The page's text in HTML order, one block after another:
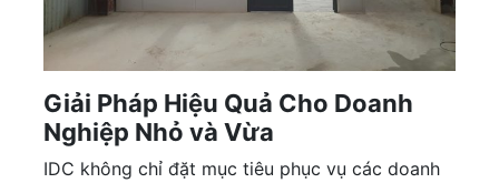
Giải Pháp Hiệu Quả Cho Doanh
Nghiệp Nhỏ và Vừa
IDC không chỉ đặt mục tiêu phục vụ các doanh